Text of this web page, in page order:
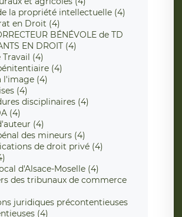
la propriété intellectuelle (4)
en Droit (4)
BÉNÉVOLE de TD
EN DROIT (4)
Travail (4)
(4)
l'image (4)
(4)
disciplinaires (4)
(4)
(4)
des mineurs (4)
de droit privé (4)
d'Alsace-Moselle (4)
des tribunaux de commerce
juridiques précontentieuses
(4)